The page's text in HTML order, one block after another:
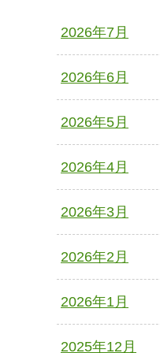
2026年7月
2026年6月
2026年5月
2026年4月
2026年3月
2026年2月
2026年1月
2025年12月